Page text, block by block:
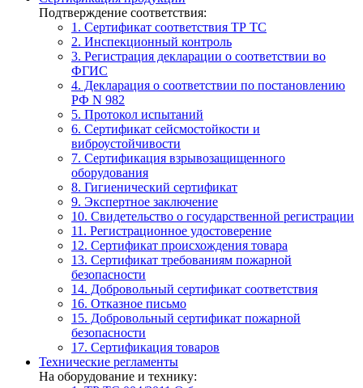
Подтверждение соответствия:
1. Сертификат соответствия ТР ТС
2. Инспекционный контроль
3. Регистрация декларации о соответствии во
ФГИС
4. Декларация о соответствии по постановлению
РФ N 982
5. Протокол испытаний
6. Сертификат сейсмостойкости и
виброустойчивости
7. Сертификация взрывозащищенного
оборудования
8. Гигиенический сертификат
9. Экспертное заключение
10. Свидетельство о государственной регистрации
11. Регистрационное удостоверение
12. Сертификат происхождения товара
13. Сертификат требованиям пожарной
безопасности
14. Добровольный сертификат соответствия
16. Отказное письмо
15. Добровольный сертификат пожарной
безопасности
17. Сертификация товаров
Технические регламенты
На оборудование и технику: